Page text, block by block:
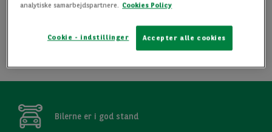
FORESPØRG INFORMATION
Bilerne er i god stand
analytiske samarbejdspartnere. Cookies Policy
Accepter alle cookies
Cookie - indstillinger